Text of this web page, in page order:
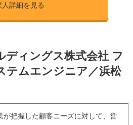
人詳細を見る
ディングス株式会社 フ
テムエンジニア／浜松
が把握した顧客ニーズに対して、営